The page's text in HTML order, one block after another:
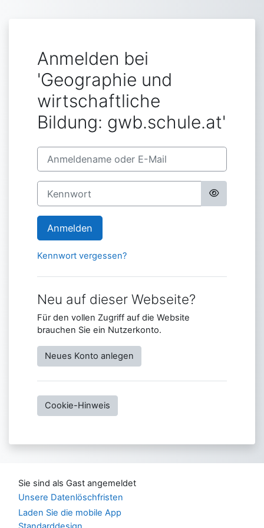
Anmelden bei
'Geographie und
wirtschaftliche
Bildung: gwb.schule.at'
Anmeldename oder E-Mail
Kennwort
Anmelden
Kennwort vergessen?
Neu auf dieser Webseite?
Für den vollen Zugriff auf die Website
brauchen Sie ein Nutzerkonto.
Neues Konto anlegen
Cookie-Hinweis
Sie sind als Gast angemeldet
Unsere Datenlöschfristen
Laden Sie die mobile App